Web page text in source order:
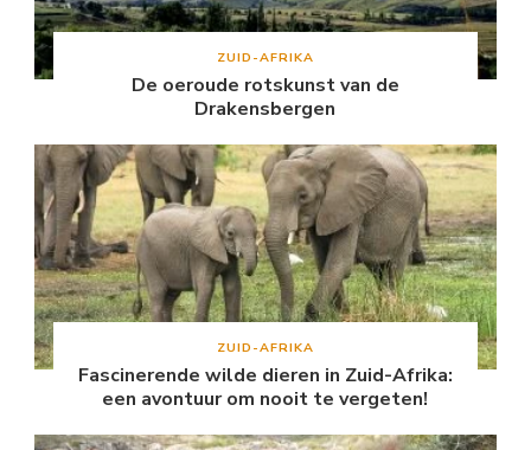
ZUID-AFRIKA
De oeroude rotskunst van de
Drakensbergen
ZUID-AFRIKA
Fascinerende wilde dieren in Zuid-Afrika:
een avontuur om nooit te vergeten!